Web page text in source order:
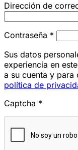
Dirección de
Contraseña *
Sus datos
experiencia en
a su cuenta y para
política de
Captcha *